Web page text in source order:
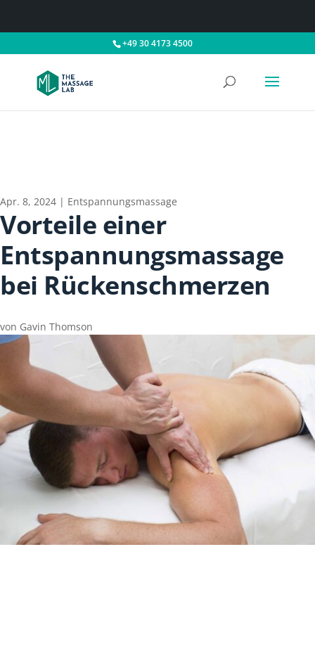
+49 30 4173 4500
Apr. 8, 2024 | Entspannungsmassage
Vorteile einer
Entspannungsmassage
bei Rückenschmerzen
von Gavin Thomson